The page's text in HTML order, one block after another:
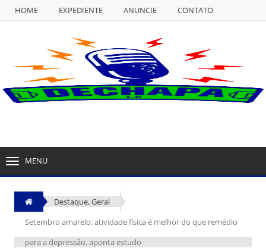
HOME EXPEDIENTE ANUNCIE
CONTATO
EXPEDIENTE ANUNCIE
MENU
Destaque,Geral
Setembro amarelo: atividade física é melhor do que remédio
para a depressão, aponta estudo